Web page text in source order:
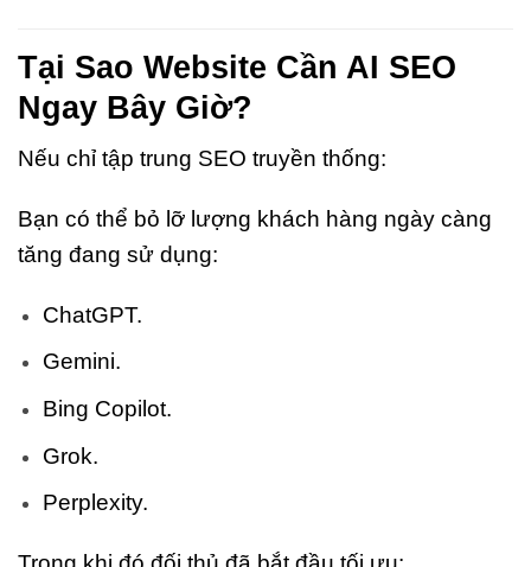
Tại Sao Website Cần AI SEO
Ngay Bây Giờ?
Nếu chỉ tập trung SEO truyền thống:
Bạn có thể bỏ lỡ lượng khách hàng ngày càng
tăng đang sử dụng:
ChatGPT.
Gemini.
Bing Copilot.
Grok.
Perplexity.